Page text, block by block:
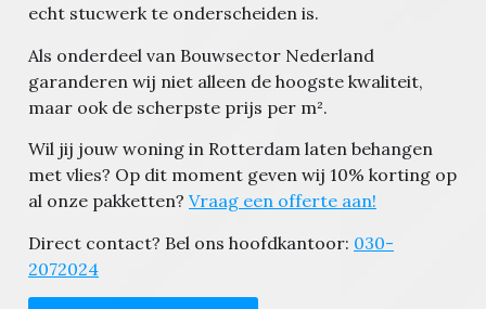
echt stucwerk te onderscheiden is.
Als onderdeel van Bouwsector Nederland
garanderen wij niet alleen de hoogste kwaliteit,
maar ook de scherpste prijs per m².
Wil jij jouw woning in Rotterdam laten behangen
met vlies? Op dit moment geven wij 10% korting op
al onze pakketten? Vraag een offerte aan!
Direct contact? Bel ons hoofdkantoor: 030-
2072024